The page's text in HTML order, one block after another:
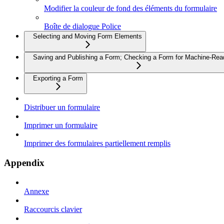
Modifier la couleur de fond des éléments du formulaire
Boîte de dialogue Police
Selecting and Moving Form Elements
Saving and Publishing a Form; Checking a Form for Machine-
Exporting a Form
Distribuer un formulaire
Imprimer un formulaire
Imprimer des formulaires partiellement remplis
Appendix
Annexe
Raccourcis clavier